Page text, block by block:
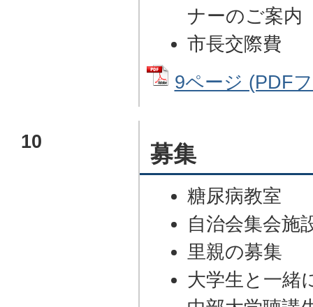
ナーのご案内
市長交際費
9ページ (PDF
10 募集
糖尿病教室
自治会集会施
里親の募集
大学生と一緒